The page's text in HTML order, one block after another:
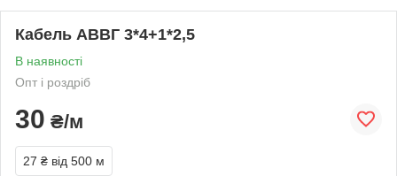
Кабель АВВГ 3*4+1*2,5
В наявності
Опт і роздріб
30 ₴/м
27 ₴ від 500 м